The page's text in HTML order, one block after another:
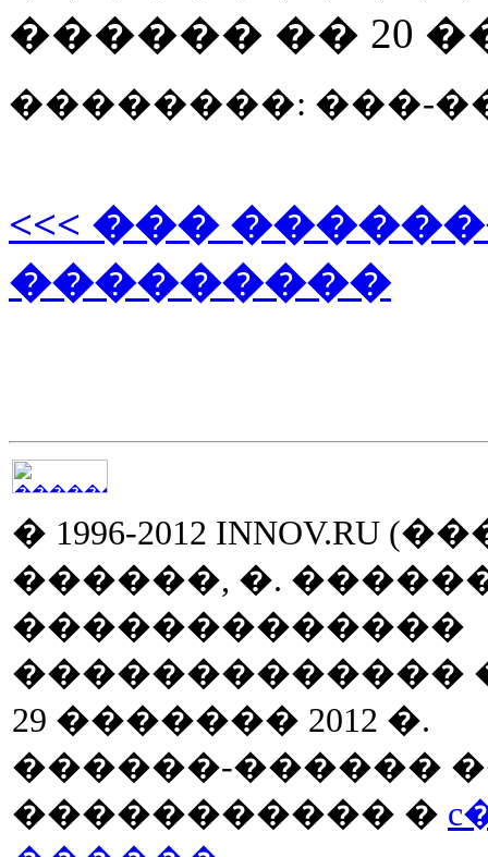
������ �� 20
��������: ���-
<<< ���
���������
� 1996-2012
������, �.
�������������
������������� ��
29 ������� 2012 �.
������-������
����������� �